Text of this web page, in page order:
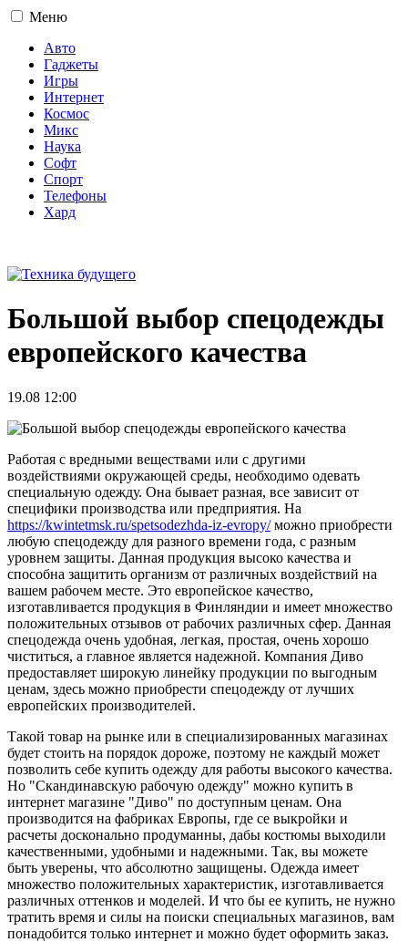
Меню
Авто
Гаджеты
Игры
Интернет
Космос
Микс
Наука
Софт
Спорт
Телефоны
Хард
Большой выбор спецодежды
европейского качества
19.08 12:00
Работая с вредными веществами или с другими
воздействиями окружающей среды, необходимо одевать
специальную одежду. Она бывает разная, все зависит от
специфики производства или предприятия. На
https://kwintetmsk.ru/spetsodezhda-iz-evropy/можно приобрести
любую спецодежду для разного времени года, с разным
уровнем защиты. Данная продукция высоко качества и
способна защитить организм от различных воздействий на
вашем рабочем месте. Это европейское качество,
изготавливается продукция в Финляндии и имеет множество
положительных отзывов от рабочих различных сфер. Данная
спецодежда очень удобная, легкая, простая, очень хорошо
чиститься, а главное является надежной. Компания Диво
предоставляет широкую линейку продукции по выгодным
ценам, здесь можно приобрести спецодежду от лучших
европейских производителей.
Такой товар на рынке или в специализированных магазинах
будет стоить на порядок дороже, поэтому не каждый может
позволить себе купить одежду для работы высокого качества.
Но "Скандинавскую рабочую одежду" можно купить в
интернет магазине "Диво" по доступным ценам. Она
производится на фабриках Европы, где се выкройки и
расчеты досконально продуманны, дабы костюмы выходили
качественными, удобными и надежными. Так, вы можете
быть уверены, что абсолютно защищены. Одежда имеет
множество положительных характеристик, изготавливается
различных оттенков и моделей. И что бы ее купить, не нужно
тратить время и силы на поиски специальных магазинов, вам
понадобится только интернет и можно будет оформить заказ.